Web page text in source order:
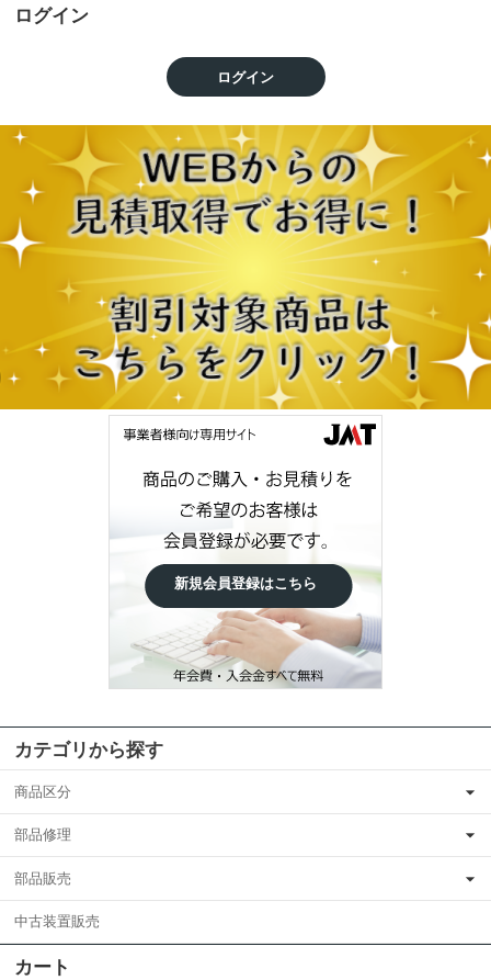
ログイン
ログイン
新規会員登録はこちら
カテゴリから探す
商品区分
部品修理
部品販売
中古装置販売
カート